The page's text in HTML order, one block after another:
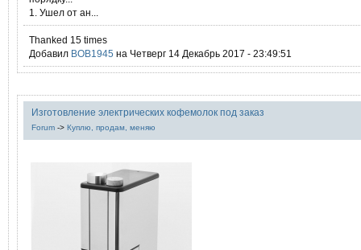
1. Ушел от ан...
Thanked 15 times
Добавил BOB1945 на Четверг 14 Декабрь 2017 - 23:49:51
Изготовление электрических кофемолок под заказ
Forum -> Куплю, продам, меняю